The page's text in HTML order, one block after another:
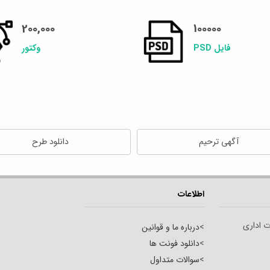
100000
فایل PSD
200,000
وکتور
آگهی ترحیم دانلود طرح
اداری
اطلاعات
>درباره ما و قوانین
>دانلود فونت ها
>سوالات متداول